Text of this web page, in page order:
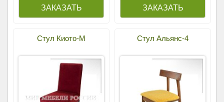
Стул Киото-М Стул Альянс-4